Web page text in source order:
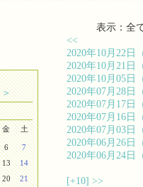
＞
金 土
6
7
13
14
20
21
表示：全て
<<
2020年10月22
2020年10月21
2020年10月05
2020年07月28
2020年07月17
2020年07月16
2020年07月03
2020年06月26
2020年06月24
[+10] >>